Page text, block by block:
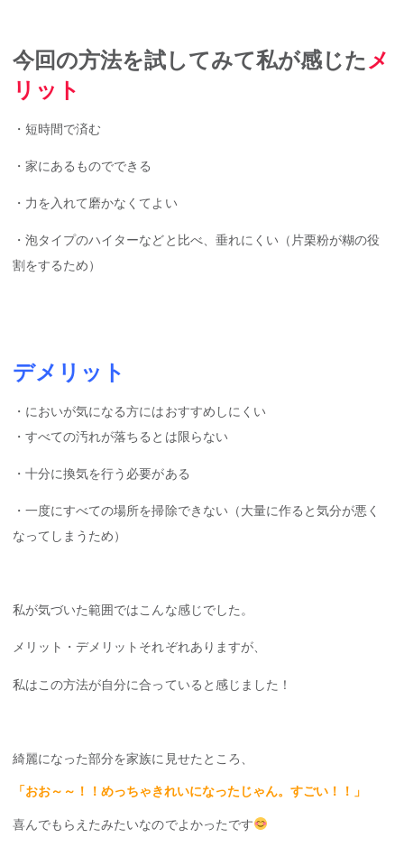
今回の方法を試してみて私が感じた メ
リット
・短時間で済む
・家にあるものでできる
・力を入れて磨かなくてよい
・泡タイプのハイターなどと比べ、垂れにくい（片栗粉が糊の役
割をするため）
デメリット
・においが気になる方にはおすすめしにくい
・すべての汚れが落ちるとは限らない
・十分に換気を行う必要がある
・一度にすべての場所を掃除できない（大量に作ると気分が悪く
なってしまうため）
私が気づいた範囲ではこんな感じでした。
メリット・デメリットそれぞれありますが、
私はこの方法が自分に合っていると感じました！
綺麗になった部分を家族に見せたところ、
「おお～～！！めっちゃきれいになったじゃん。すごい！！」
喜んでもらえたみたいなのでよかったです